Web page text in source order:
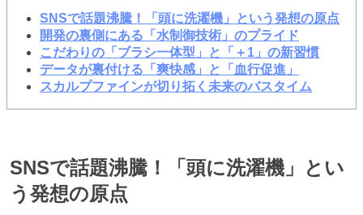
SNSで話題沸騰！「頭に洗濯機」という発想の原点
開発の裏側にある「水制御技術」のプライド
こだわりの「ブラシ一体型」と「＋1」の新習慣
データが裏付ける「爽快感」と「血行促進」
スカルプファインが切り拓く未来のバスタイム
SNSで話題沸騰！「頭に洗濯機」とい
う発想の原点